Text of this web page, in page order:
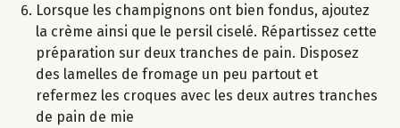
Lorsque les champignons ont bien fondus, ajoutez
la crème ainsi que le persil ciselé. Répartissez cette
préparation sur deux tranches de pain. Disposez
des lamelles de fromage un peu partout et
refermez les croques avec les deux autres tranches
de pain de mie